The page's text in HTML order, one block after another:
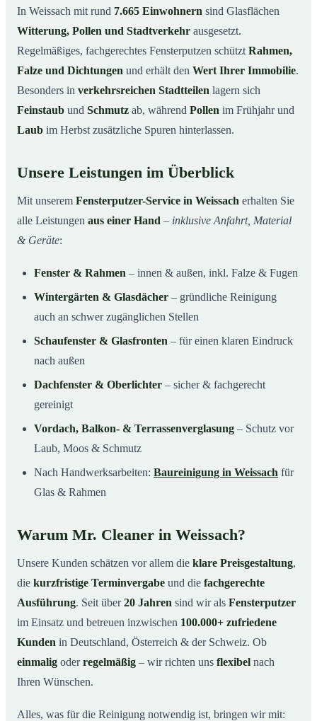
In Weissach mit rund 7.665 Einwohnern sind Glasflächen
Witterung, Pollen und Stadtverkehr ausgesetzt.
Regelmäßiges, fachgerechtes Fensterputzen schützt Rahmen,
Falze und Dichtungen und erhält den Wert Ihrer Immobilie.
Besonders in verkehrsreichen Stadtteilen lagern sich
Feinstaub und Schmutz ab, während Pollen im Frühjahr und
Laub im Herbst zusätzliche Spuren hinterlassen.
Unsere Leistungen im Überblick
Mit unserem Fensterputzer-Service in Weissach erhalten Sie
alle Leistungen aus einer Hand – inklusive Anfahrt, Material
& Geräte:
Fenster & Rahmen – innen & außen, inkl. Falze & Fugen
Wintergärten & Glasdächer – gründliche Reinigung
auch an schwer zugänglichen Stellen
Schaufenster & Glasfronten – für einen klaren Eindruck
nach außen
Dachfenster & Oberlichter – sicher & fachgerecht
gereinigt
Vordach, Balkon- & Terrassenverglasung – Schutz vor
Laub, Moos & Schmutz
Nach Handwerksarbeiten: Baureinigung in Weissach für
Glas & Rahmen
Warum Mr. Cleaner in Weissach?
Unsere Kunden schätzen vor allem die klare Preisgestaltung,
die kurzfristige Terminvergabe und die fachgerechte
Ausführung. Seit über20 Jahren sind wir als Fensterputzer
im Einsatz und betreuen inzwischen 100.000+ zufriedene
Kunden in Deutschland, Österreich & der Schweiz. Ob
einmalig oderregelmäßig – wir richten uns flexibel nach
Ihren Wünschen.
Alles, was für die Reinigung notwendig ist, bringen wir mit: